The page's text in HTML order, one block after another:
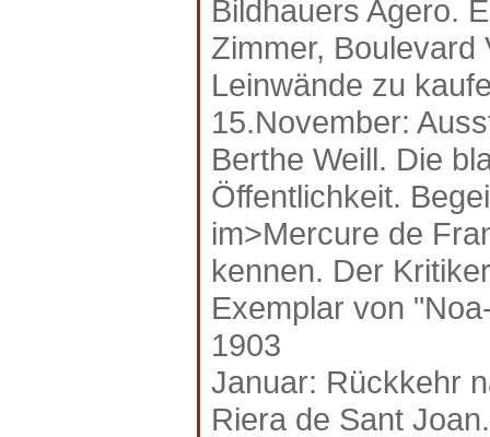
Bildhauers Agero.
Zimmer, Boulevard
Leinwände zu
15.November:
Berthe Weill. Die
Öffentlichkeit.
im>Mercure de
kennen. Der
Exemplar von
1903
Januar: Rückkehr
Riera de Sant